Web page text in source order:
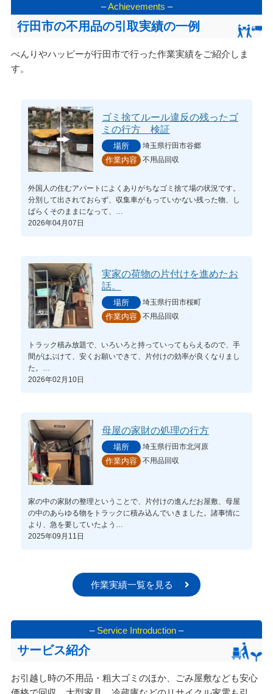
–Achievements –
行田市の不用品の引取実績の一例
べんりやハッピーが行田市で行った作業実績をご紹介しま
す。
ゴミ捨てルール違反の残ったゴ
ミの行方 検証
場所 埼玉県行田市谷郷
作業内容 不用品回収
外国人の住むアパートによくありがちなゴミ捨て場の状況です。
分別して出されておらず、収集車がもっていかない残った物、し
ばらくそのままになって、…
2026年04月07日
実家の荷物の片付けを進めたお
話。
場所 埼玉県行田市桜町
作業内容 不用品回収
トラック積み放題で、いろいろと持っていってもらえるので、手
間がはぶけて、安くお願いできて、片付けの効率が良くなりまし
た。…
2026年02月10日
母屋の家財の処理の行方
場所 埼玉県行田市北河原
作業内容 不用品回収
家の中の家財の整理ということで、片付けの進んだお屋敷、母屋
の中のあらゆる物をトラックに積み込んでいきました。諸事情に
より、急を要していたよう…
2025年09月11日
作業実績一覧を見る
– Service Introduction –
サービス紹介
お引越し時の不用品・粗大ゴミのほか、ごみ屋敷なども安心